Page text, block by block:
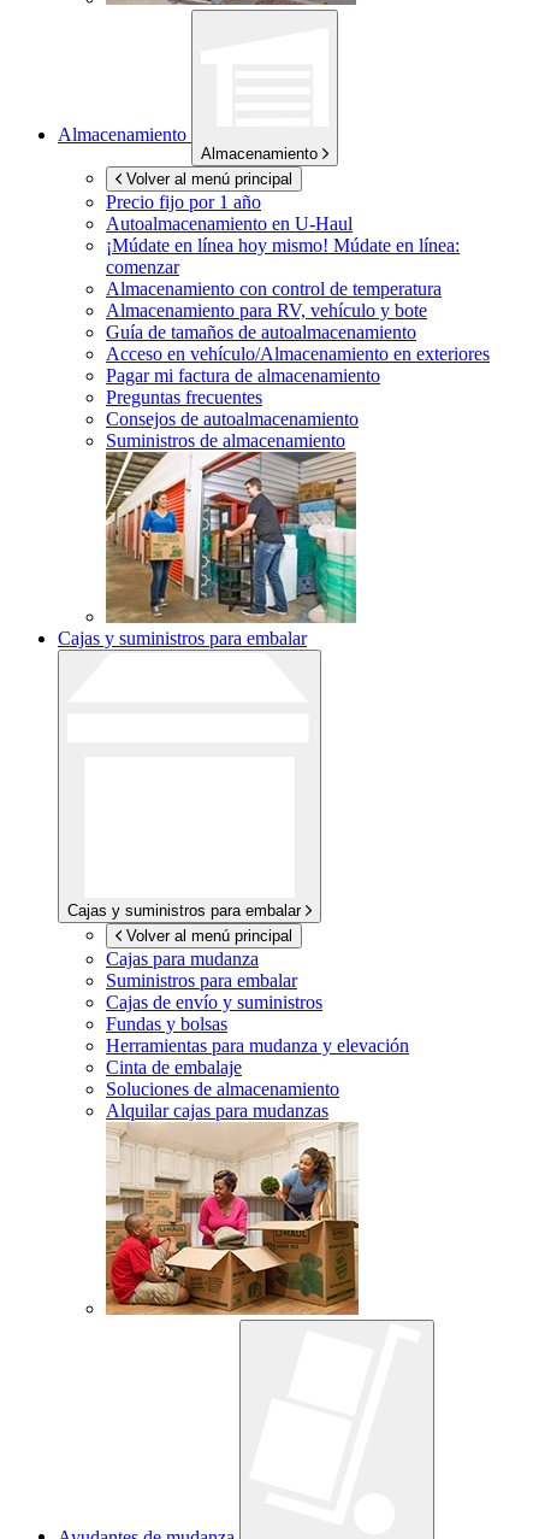
Almacenamiento
Almacenamiento
Volver al menú principal
Precio fijo por 1 año
Autoalmacenamiento en U-Haul
¡Múdate en línea hoy mismo! Múdate en línea:
comenzar
Almacenamiento con control de temperatura
Almacenamiento para RV, vehículo y bote
Guía de tamaños de autoalmacenamiento
Acceso en vehículo/Almacenamiento en exteriores
Pagar mi factura de almacenamiento
Preguntas frecuentes
Consejos de autoalmacenamiento
Suministros de almacenamiento
Cajas y suministros para embalar
Cajas y suministros para embalar
Volver al menú principal
Cajas para mudanza
Suministros para embalar
Cajas de envío y suministros
Fundas y bolsas
Herramientas para mudanza y elevación
Cinta de embalaje
Soluciones de almacenamiento
Alquilar cajas para mudanzas